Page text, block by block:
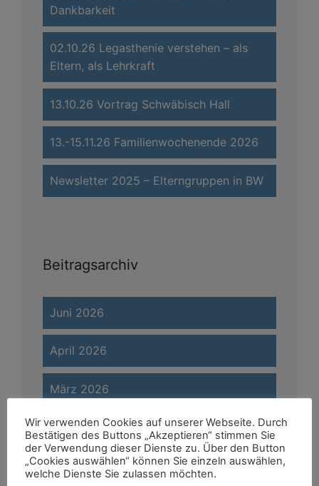
Dankbarkeit
02.10.26 Legasthenie verstehen – als
Eltern, als Lehrkraft
13.10.26 Vortrag Schwäbisch Hall
13.-15.11.26 Familienwochenende 2026
Newsletter 2025 – Elterngruppen in BW
Beitragsarchiv
Juni 2026
April 2026
März 2026
Februar 2026
Januar 2026
Wir verwenden Cookies auf unserer Webseite. Durch
Bestätigen des Buttons „Akzeptieren“ stimmen Sie
der Verwendung dieser Dienste zu. Über den Button
„Cookies auswählen“ können Sie einzeln auswählen,
welche Dienste Sie zulassen möchten.